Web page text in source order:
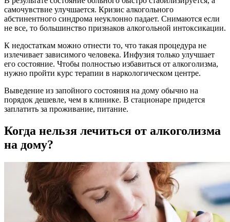
самочувствие улучшается. Кризис алкогольного
абстинентного синдрома неуклонно падает. Снимаются если
не все, то большинство признаков алкогольной интоксикации.
К недостаткам можно отнести то, что такая процедура не
излечивает зависимого человека. Инфузия только улучшает
его состояние. Чтобы полностью избавиться от алкоголизма,
нужно пройти курс терапии в наркологическом центре.
Выведение из запойного состояния на дому обычно на
порядок дешевле, чем в клинике. В стационаре придется
заплатить за проживание, питание.
Когда нельзя лечиться от алкоголизма
на дому?